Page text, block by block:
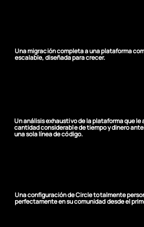
Una migración completa a una plataforma
escalable, diseñada para crecer.
Un análisis exhaustivo de la plataforma que le
cantidad considerable de tiempo y dinero
una sola línea de código.
Una configuración de Circle totalmente
perfectamente en su comunidad desde el